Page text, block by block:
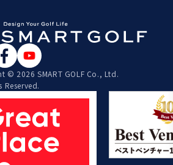
© 2026 SMART GOLF Co., Ltd.
Reserved.